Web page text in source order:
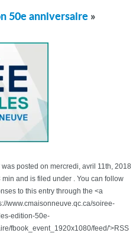
50e anniversaire »
was posted on mercredi, avril 11th, 2018
min and is filed under . You can follow
to this entry through the <a
www.cmaisonneuve.qc.ca/soiree-
edition-50e-
fbook_event_1920x1080/feed/'>RSS